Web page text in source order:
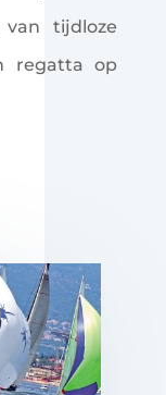
tijdloze
regatta op